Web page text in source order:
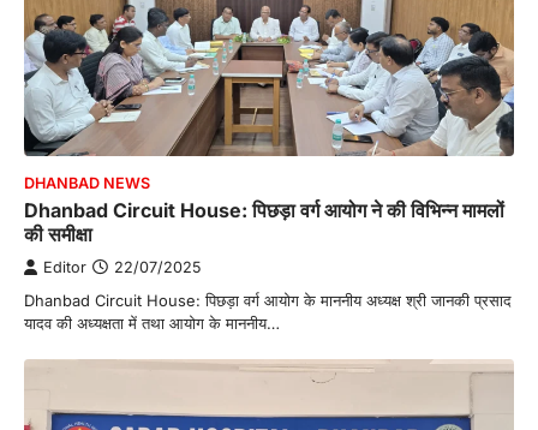
DHANBAD NEWS
Dhanbad Circuit House: पिछड़ा वर्ग आयोग ने की विभिन्न मामलों
की समीक्षा
Editor 22/07/2025
Dhanbad Circuit House: पिछड़ा वर्ग आयोग के माननीय अध्यक्ष श्री जानकी प्रसाद
यादव की अध्यक्षता में तथा आयोग के माननीय…